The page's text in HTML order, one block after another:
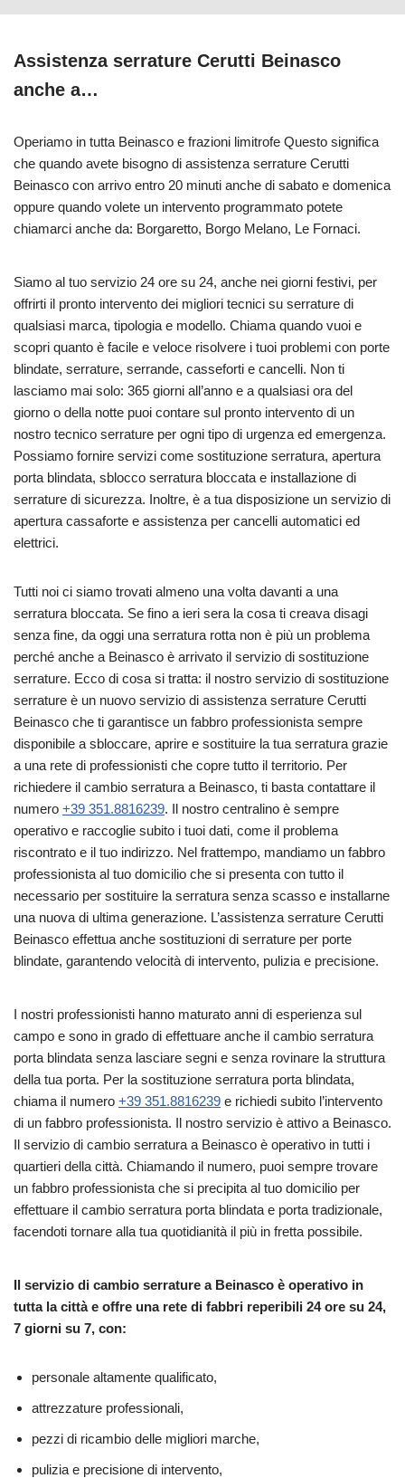
Assistenza serrature Cerutti Beinasco
anche a…
Operiamo in tutta Beinasco e frazioni limitrofe Questo significa
che quando avete bisogno di assistenza serrature Cerutti
Beinasco con arrivo entro 20 minuti anche di sabato e domenica
oppure quando volete un intervento programmato potete
chiamarci anche da: Borgaretto, Borgo Melano, Le Fornaci.
Siamo al tuo servizio 24 ore su 24, anche nei giorni festivi, per
offrirti il pronto intervento dei migliori tecnici su serrature di
qualsiasi marca, tipologia e modello. Chiama quando vuoi e
scopri quanto è facile e veloce risolvere i tuoi problemi con porte
blindate, serrature, serrande, casseforti e cancelli. Non ti
lasciamo mai solo: 365 giorni all’anno e a qualsiasi ora del
giorno o della notte puoi contare sul pronto intervento di un
nostro tecnico serrature per ogni tipo di urgenza ed emergenza.
Possiamo fornire servizi come sostituzione serratura, apertura
porta blindata, sblocco serratura bloccata e installazione di
serrature di sicurezza. Inoltre, è a tua disposizione un servizio di
apertura cassaforte e assistenza per cancelli automatici ed
elettrici.
Tutti noi ci siamo trovati almeno una volta davanti a una
serratura bloccata. Se fino a ieri sera la cosa ti creava disagi
senza fine, da oggi una serratura rotta non è più un problema
perché anche a Beinasco è arrivato il servizio di sostituzione
serrature. Ecco di cosa si tratta: il nostro servizio di sostituzione
serrature è un nuovo servizio di assistenza serrature Cerutti
Beinasco che ti garantisce un fabbro professionista sempre
disponibile a sbloccare, aprire e sostituire la tua serratura grazie
a una rete di professionisti che copre tutto il territorio. Per
richiedere il cambio serratura a Beinasco, ti basta contattare il
numero +39 351.8816239. Il nostro centralino è sempre
operativo e raccoglie subito i tuoi dati, come il problema
riscontrato e il tuo indirizzo. Nel frattempo, mandiamo un fabbro
professionista al tuo domicilio che si presenta con tutto il
necessario per sostituire la serratura senza scasso e installarne
una nuova di ultima generazione. L’assistenza serrature Cerutti
Beinasco effettua anche sostituzioni di serrature per porte
blindate, garantendo velocità di intervento, pulizia e precisione.
I nostri professionisti hanno maturato anni di esperienza sul
campo e sono in grado di effettuare anche il cambio serratura
porta blindata senza lasciare segni e senza rovinare la struttura
della tua porta. Per la sostituzione serratura porta blindata,
chiama il numero +39 351.8816239 e richiedi subito l’intervento
di un fabbro professionista. Il nostro servizio è attivo a Beinasco.
Il servizio di cambio serratura a Beinasco è operativo in tutti i
quartieri della città. Chiamando il numero, puoi sempre trovare
un fabbro professionista che si precipita al tuo domicilio per
effettuare il cambio serratura porta blindata e porta tradizionale,
facendoti tornare alla tua quotidianità il più in fretta possibile.
Il servizio di cambio serrature a Beinasco è operativo in
tutta la città e offre una rete di fabbri reperibili 24 ore su 24,
7 giorni su 7, con:
personale altamente qualificato,
attrezzature professionali,
pezzi di ricambio delle migliori marche,
pulizia e precisione di intervento,